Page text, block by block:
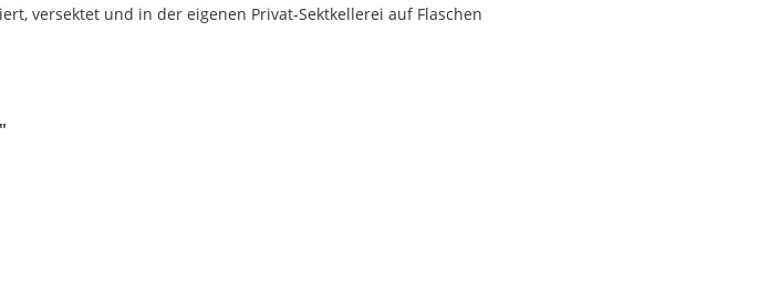
versektet und in der eigenen Privat-Sektkellerei auf Flaschen